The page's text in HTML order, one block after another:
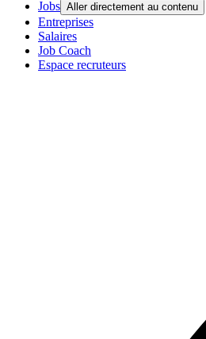
Jobs Aller directement au contenu
Entreprises
Salaires
Job Coach
Espace recruteurs